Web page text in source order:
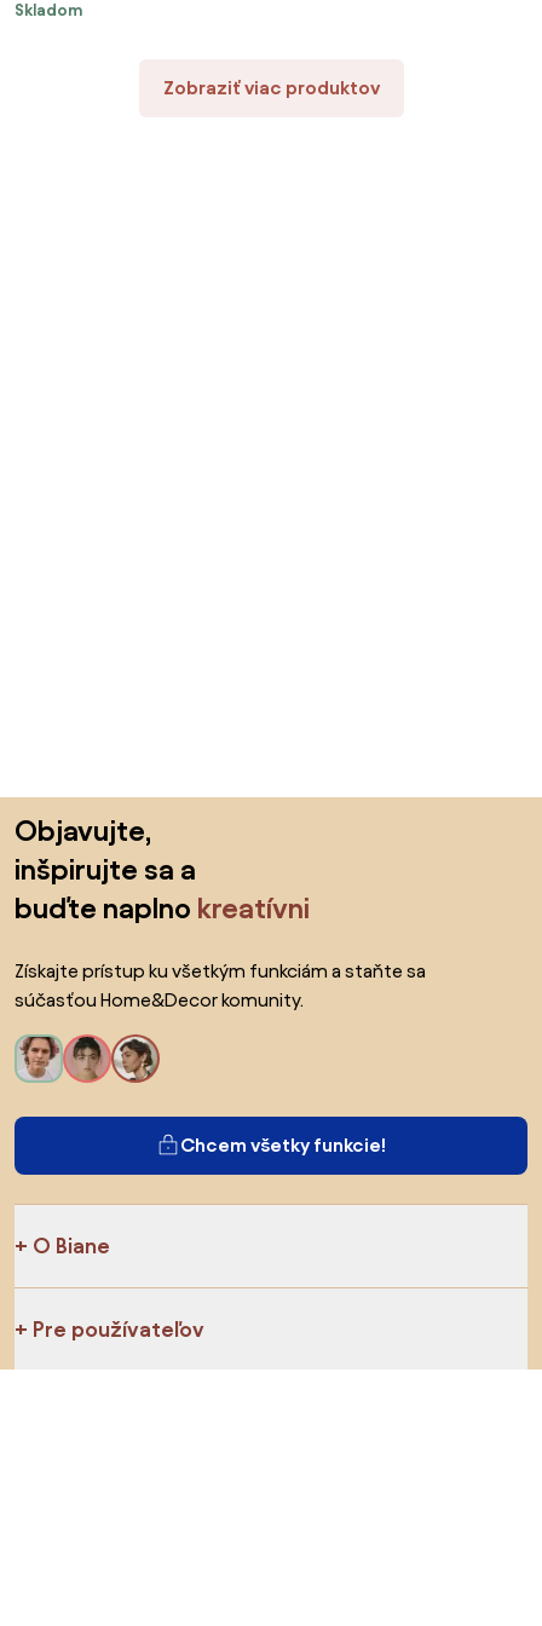
Skladom
Zobraziť viac produktov
Objavujte,
inšpirujte sa a
buďte naplno kreatívni
Získajte prístup ku všetkým funkciám a staňte sa
súčasťou Home&Decor komunity.
Chcem všetky funkcie!
O Biane
Pre používateľov